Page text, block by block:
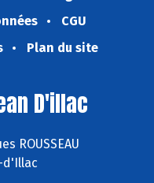
CGU
Plan du site
D'illac
ROUSSEAU
d'Illac